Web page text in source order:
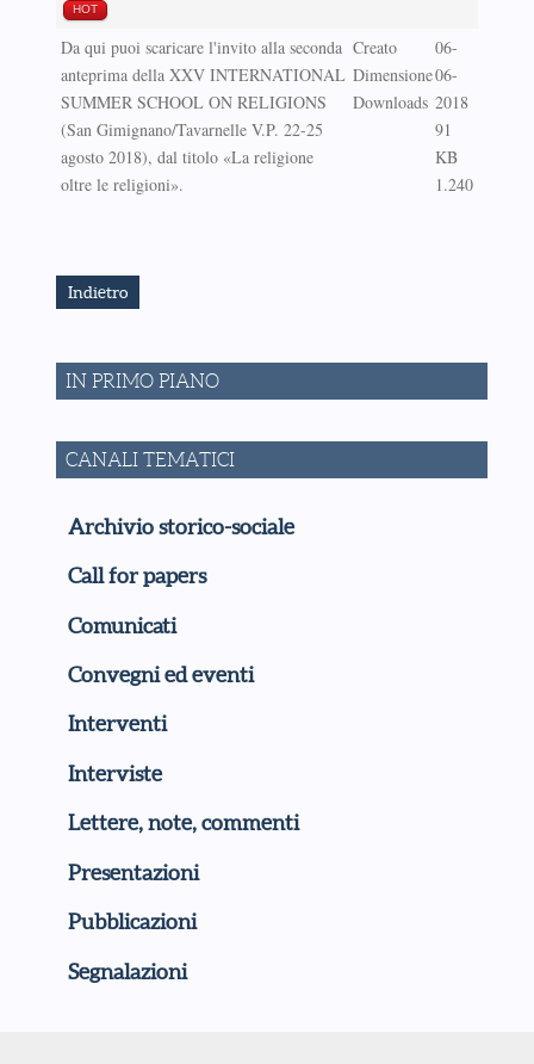
HOT
Da qui puoi scaricare l'invito alla seconda
anteprima della XXV INTERNATIONAL
SUMMER SCHOOL ON RELIGIONS
(San Gimignano/Tavarnelle V.P. 22-25
agosto 2018), dal titolo «La religione
oltre le religioni».
Creato
Dimensione
Downloads
06-
06-
2018
91
KB
1.240
Indietro
IN PRIMO PIANO
CANALI TEMATICI
Archivio storico-sociale
Call for papers
Comunicati
Convegni ed eventi
Interventi
Interviste
Lettere, note, commenti
Presentazioni
Pubblicazioni
Segnalazioni